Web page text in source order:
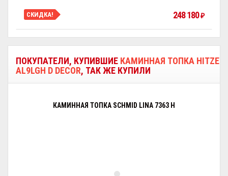
СКИДКА! 248 180₽
ПОКУПАТЕЛИ, КУПИВШИЕ КАМИННАЯ ТОПКА HITZE
AL9LGH D DECOR, ТАК ЖЕ КУПИЛИ
КАМИННАЯ ТОПКА SCHMID LINA 7363 H